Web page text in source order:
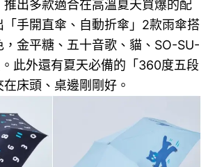
出多款適合在高溫夏天買爆的配
手開直傘、自動折傘」2款雨傘搭
金平糖、五十音歌、貓、SO-SU-
此外還有夏天必備的「360度五段
床頭、桌邊剛剛好。